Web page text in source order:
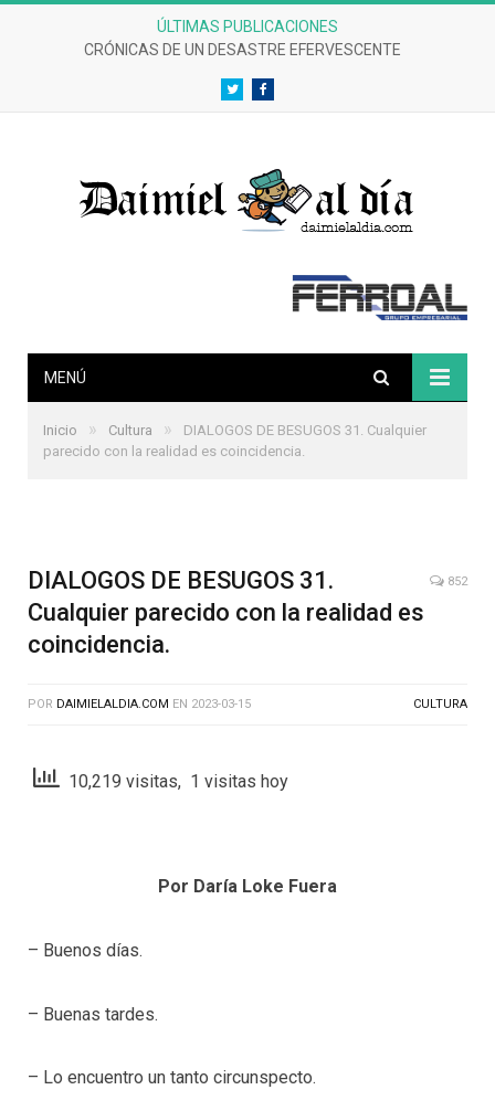
ÚLTIMAS PUBLICACIONES
CRÓNICAS DE UN DESASTRE EFERVESCENTE
TwitterFacebook
MENÚ
Inicio » Cultura »
DIALOGOS DE BESUGOS 31. Cualquier
parecido con la realidad es coincidencia.
DIALOGOS DE BESUGOS 31.
Cualquier parecido con la realidad es
coincidencia.
852
POR DAIMIELALDIA.COM EN 2023-03-15 CULTURA
10,219 visitas, 1 visitas hoy
Por Daría Loke Fuera
– Buenos días.
– Buenas tardes.
– Lo encuentro un tanto circunspecto.